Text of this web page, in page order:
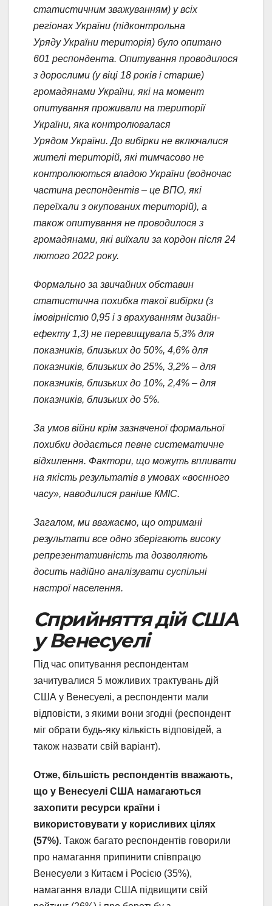
статистичним зважуванням) у всіх
регіонах України (підконтрольна
Уряду України територія) було опитано
601 респондента. Опитування проводилося
з дорослими (у віці 18 років і старше)
громадянами України, які на момент
опитування проживали на території
України, яка контролювалася
Урядом України. До вибірки не включалися
жителі територій, які тимчасово не
контролюються владою України (водночас
частина респондентів – це ВПО, які
переїхали з окупованих територій), а
також опитування не проводилося з
громадянами, які виїхали за кордон після 24
лютого 2022 року.
Формально за звичайних обставин
статистична похибка такої вибірки (з
імовірністю 0,95 і з врахуванням дизайн-
ефекту 1,3) не перевищувала 5,3% для
показників, близьких до 50%, 4,6% для
показників, близьких до 25%, 3,2% – для
показників, близьких до 10%, 2,4% – для
показників, близьких до 5%.
За умов війни крім зазначеної формальної
похибки додається певне систематичне
відхилення. Фактори, що можуть впливати
на якість результатів в умовах «воєнного
часу», наводилися раніше КМІС.
Загалом, ми вважаємо, що отримані
результати все одно зберігають високу
репрезентативність та дозволяють
досить надійно аналізувати суспільні
настрої населення.
Сприйняття дій США
у Венесуелі
Під час опитування респондентам
зачитувалися 5 можливих трактувань дій
США у Венесуелі, а респонденти мали
відповісти, з якими вони згодні (респондент
міг обрати будь-яку кількість відповідей, а
також назвати свій варіант).
Отже, більшість респондентів вважають,
що у Венесуелі США намагаються
захопити ресурси країни і
використовувати у корисливих цілях
(57%). Також багато респондентів говорили
про намагання припинити співпрацю
Венесуели з Китаєм і Росією (35%),
намагання влади США підвищити свій